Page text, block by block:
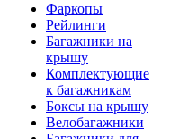
Фаркопы
Рейлинги
Багажники на
крышу
Комплектующие
к багажникам
Боксы на крышу
Велобагажники